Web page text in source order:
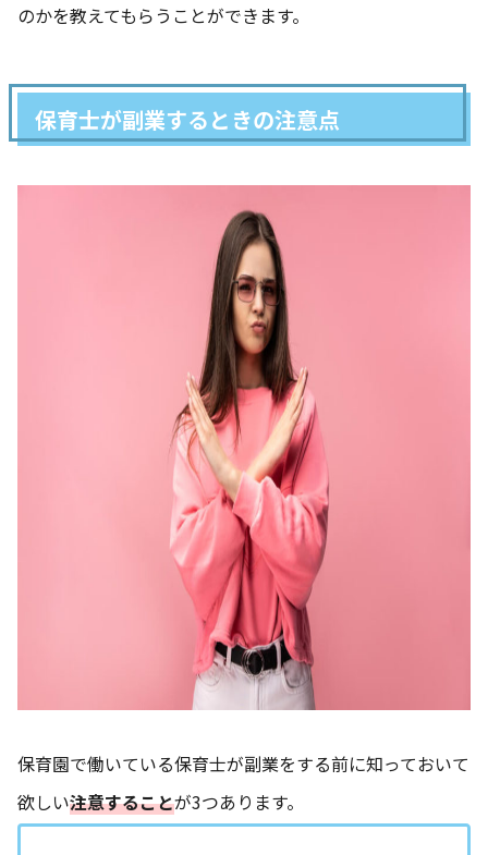
のかを教えてもらうことができます。
保育士が副業するときの注意点
保育園で働いている保育士が副業をする前に知っておいて
欲しい注意することが3つあります。